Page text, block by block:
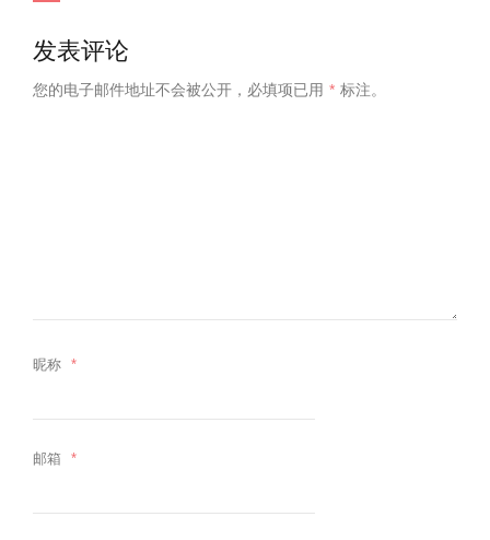
发表评论
您的电子邮件地址不会被公开， 必填项已用 * 标注。
昵称 *
邮箱 *